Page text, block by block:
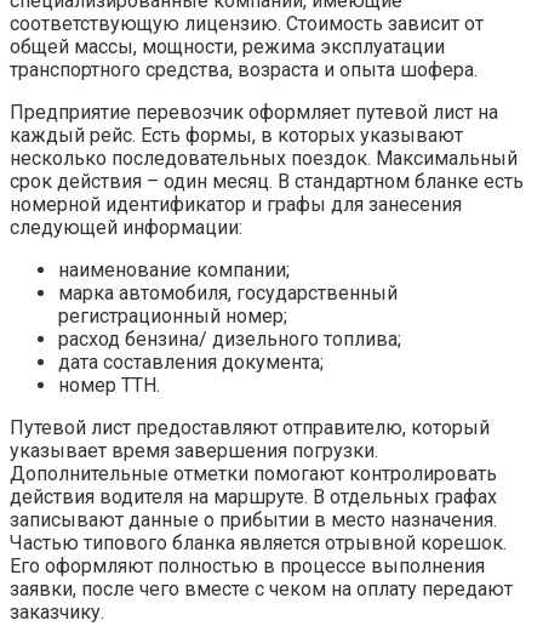
соответствующую лицензию. Стоимость зависит от
общей массы, мощности, режима эксплуатации
транспортного средства, возраста и опыта шофера.
Предприятие перевозчик оформляет путевой лист на
каждый рейс. Есть формы, в которых указывают
несколько последовательных поездок. Максимальный
срок действия – один месяц. В стандартном бланке есть
номерной идентификатор и графы для занесения
следующей информации:
наименование компании;
марка автомобиля, государственный
регистрационный номер;
расход бензина/ дизельного топлива;
дата составления документа;
номер ТТН.
Путевой лист предоставляют отправителю, который
указывает время завершения погрузки.
Дополнительные отметки помогают контролировать
действия водителя на маршруте. В отдельных графах
записывают данные о прибытии в место назначения.
Частью типового бланка является отрывной корешок.
Его оформляют полностью в процессе выполнения
заявки, после чего вместе с чеком на оплату передают
заказчику.